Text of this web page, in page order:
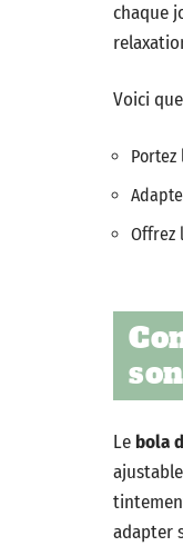
chaque
Voici
Offrez
Le bola
adapter